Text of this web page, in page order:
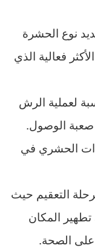
نوع الحشرة
فعالية الذي
لعملية الرش
الوصول.
الحشري في
التعقيم حيث
المكان
على الصحة.